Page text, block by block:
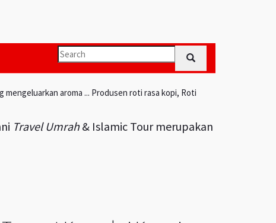
mengeluarkan aroma ... Produsen roti rasa kopi, Roti
Travel Umrah& Islamic Tour merupakan